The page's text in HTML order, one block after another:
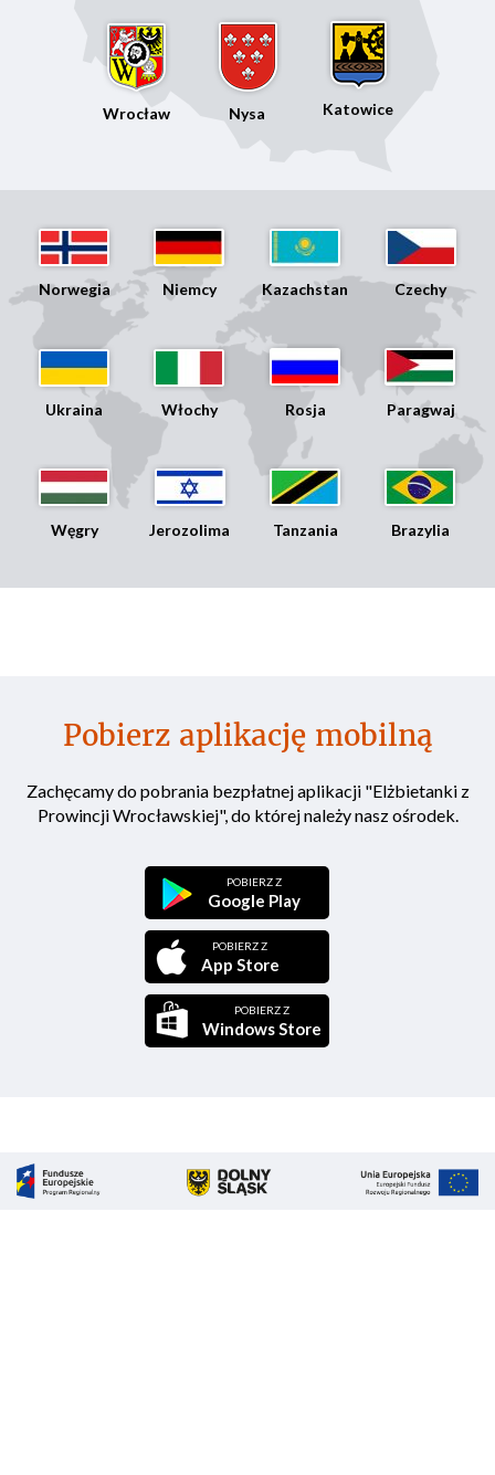
Wrocław Nysa Katowice
Norwegia Niemcy Kazachstan Czechy
Ukraina Włochy Rosja Paragwaj
Węgry Jerozolima Tanzania Brazylia
Pobierz aplikację mobilną
Zachęcamy do pobrania bezpłatnej aplikacji "Elżbietanki z
Prowincji Wrocławskiej", do której należy nasz ośrodek.
POBIERZ Z
Google Play
POBIERZ Z
App Store
POBIERZ Z
Windows Store